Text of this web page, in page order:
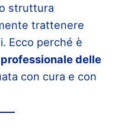
struttura
trattenere
Ecco perché è
delle
con cura e con